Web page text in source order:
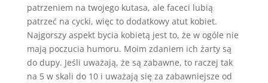
patrzeniem na twojego kutasa, ale faceci lubią
patrzeć na cycki, więc to dodatkowy atut kobiet.
Najgorszy aspekt bycia kobietą jest to, że w ogóle nie
mają poczucia humoru. Moim zdaniem ich żarty są
do dupy. Jeśli uważają, że są zabawne, to raczej tak
na 5 w skali do 10 i uważają się za zabawniejsze od